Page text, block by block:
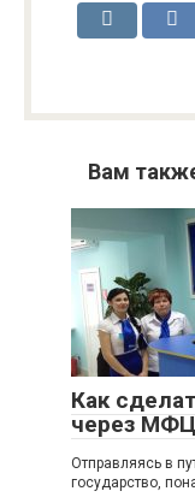
Вам
Как
через МФЦ
Отправляясь в
государство,